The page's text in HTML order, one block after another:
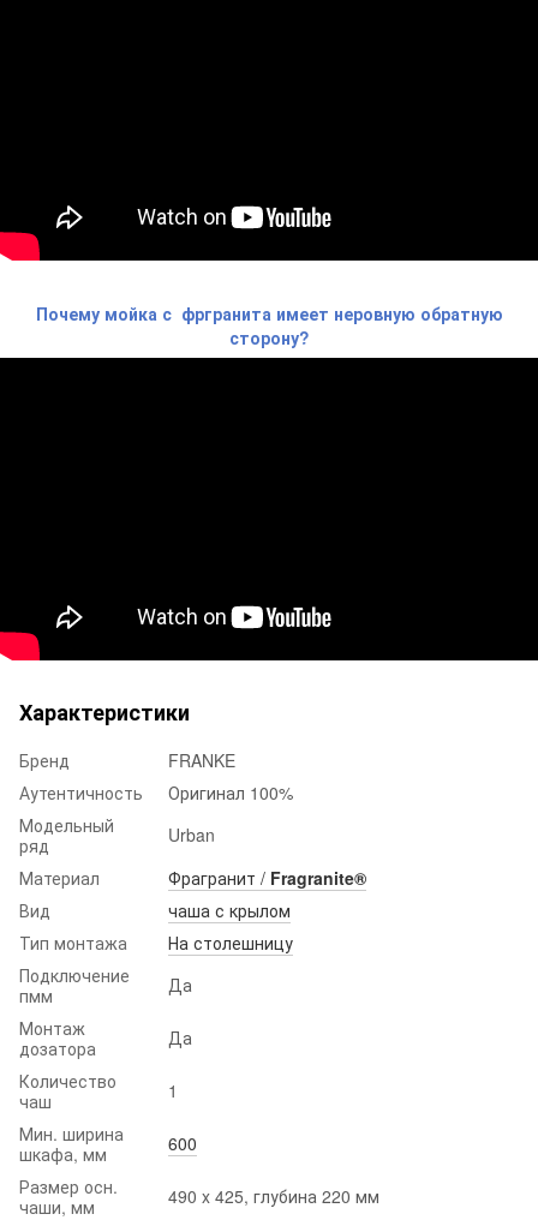
Почему мойка с фргранита имеет неровную обратную
сторону?
Характеристики
Бренд
FRANKE
Аутентичность
Оригинал 100%
Модельный
ряд
Urban
Материал
Фрагранит / Fragranite®
Вид
чаша с крылом
Тип монтажа
На столешницу
Подключение
пмм
Да
Монтаж
дозатора
Да
Количество
чаш
1
Мин. ширина
шкафа, мм
600
Размер осн.
чаши, мм
490 x 425, глубина 220 мм